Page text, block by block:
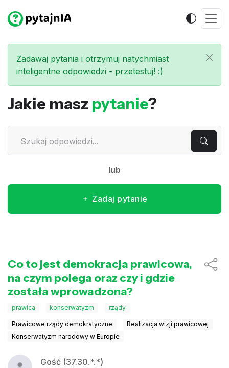
Zadawaj pytania i otrzymuj natychmiast
inteligentne odpowiedzi - przetestuj! :)
Jakie masz pytanie?
lub
Zadaj pytanie
Co to jest demokracja prawicowa,
na czym polega oraz czy i gdzie
została wprowadzona?
prawica konserwatyzm rządy
Prawicowe rządy demokratyczne
Realizacja wizji prawicowej
Konserwatyzm narodowy w Europie
Gość (37.30.*.*)